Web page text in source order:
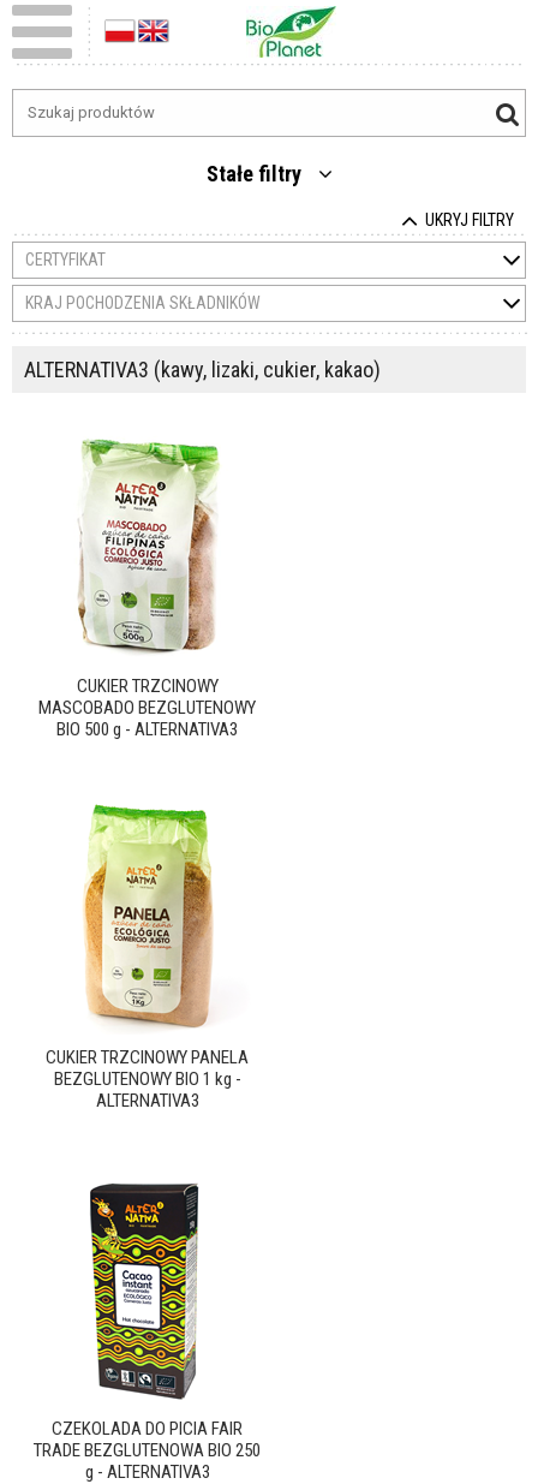
Stałe filtry
UKRYJ FILTRY
CERTYFIKAT
KRAJ POCHODZENIA SKŁADNIKÓW
ALTERNATIVA3 (kawy, lizaki, cukier, kakao)
CUKIER TRZCINOWY
MASCOBADO BEZGLUTENOWY
BIO 500 g - ALTERNATIVA3
CUKIER TRZCINOWY PANELA
BEZGLUTENOWY BIO 1 kg -
ALTERNATIVA3
CZEKOLADA DO PICIA FAIR
TRADE BEZGLUTENOWA BIO 250
g - ALTERNATIVA3